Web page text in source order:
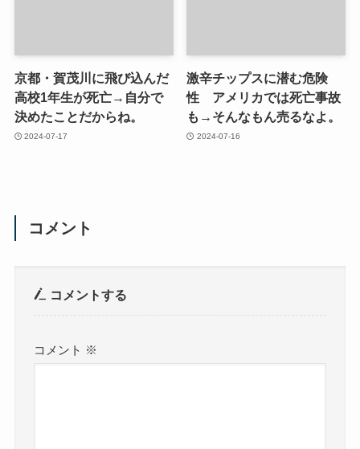
京都・賀茂川に飛び込んだ
高校1年生が死亡→自分で
決めたことだからね。
2024-07-17
激辛チップスに潜む危険
性 アメリカでは死亡事故
も→そんなもん売るなよ。
2024-07-16
コメント
コメントする
コメント ※